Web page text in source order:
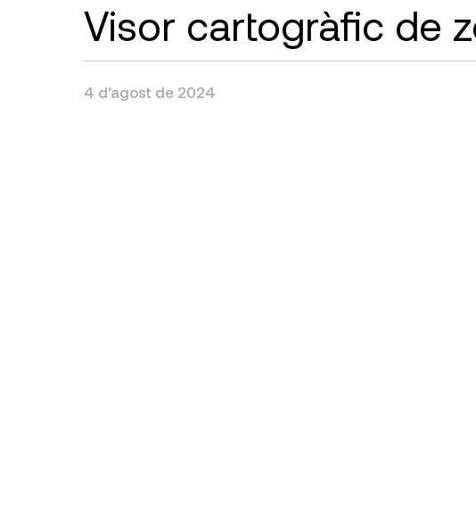
Visor cartogràfic de
4 d’agost de 2024